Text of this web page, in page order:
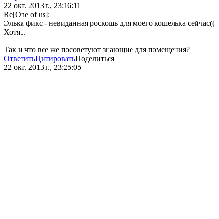
22 окт. 2013 г., 23:16:11
Re[One of us]:
Элька фикс - невиданная роскошь для моего кошелька сейчас((
Хотя...
Так и что все же посоветуют знающие для помещения?
ОтветитьЦитироватьПоделиться
22 окт. 2013 г., 23:25:05